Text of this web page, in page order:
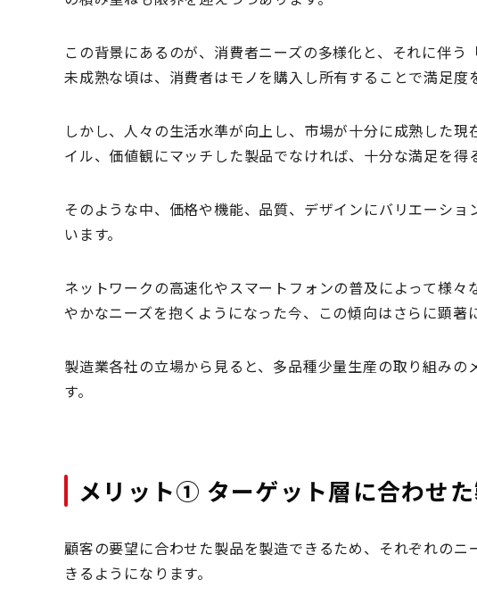
この背景にあるのが、消費者ニーズの多様化と、それに伴
未成熟な頃は、消費者はモノを購入し所有することで満足度
しかし、人々の生活水準が向上し、市場が十分に成熟した
イル、価値観にマッチした製品でなければ、十分な満足を得
そのような中、価格や機能、品質、デザインにバリエーシ
います。
ネットワークの高速化やスマートフォンの普及によって様
やかなニーズを抱くようになった今、この傾向はさらに顕著
製造業各社の立場から見ると、多品種少量生産の取り組みの
す。
メリット① ターゲット層に合わせ
顧客の要望に合わせた製品を製造できるため、それぞれの
きるようになります。